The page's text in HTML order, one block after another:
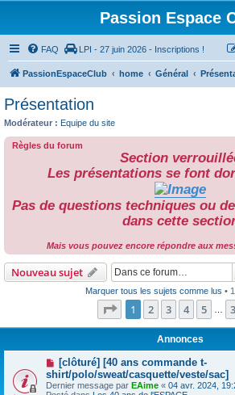
Passion Espace
FAQ LPI - 27 juin 2026 - Inscriptions !
PassionEspaceClub home Général
Présentation
Modérateur : Equipe du site
Règles du forum
Section
Les présentations se font
Pas de questions techniques ou
dans cette
Mais vous pouvez encore répondre aux
Nouveau sujet
Marquer tous les sujets comme lus •
Page 1sur36
1 2 3 4 5
Annonces
[clôturé] [40 ans commande t-
shirt/polo/sweat/casquette/veste/sac]
Dernier message par EAime « 04 avr. 2024,